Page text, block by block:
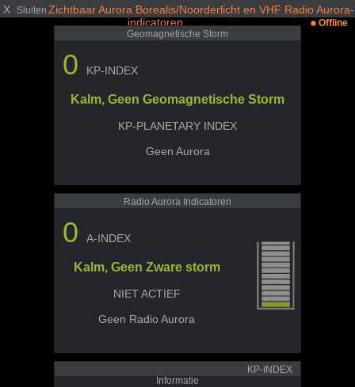
X Sluiten Zichtbaar Aurora Borealis/Noorderlicht en VHF Radio Aurora-
indicatoren
Offline
Geomagnetische Storm
0 KP-INDEX
Kalm, Geen Geomagnetische Storm
KP-PLANETARY INDEX
Geen Aurora
Radio Aurora Indicatoren
0 A-INDEX
Kalm, Geen Zware storm
NIET ACTIEF
Geen Radio Aurora
KP-INDEX
Informatie